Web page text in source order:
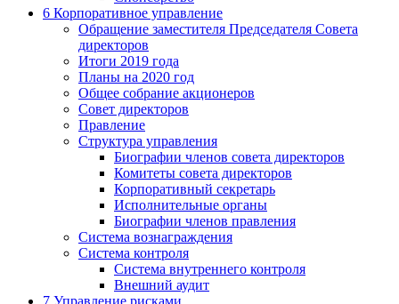
6 Корпоративное управление
Обращение заместителя Председателя Совета
директоров
Итоги 2019 года
Планы на 2020 год
Общее собрание акционеров
Совет директоров
Правление
Структура управления
Биографии членов совета директоров
Комитеты совета директоров
Корпоративный секретарь
Исполнительные органы
Биографии членов правления
Система вознаграждения
Система контроля
Система внутреннего контроля
Внешний аудит
7 Управление рисками